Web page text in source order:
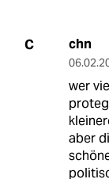
C chn
wer
aber